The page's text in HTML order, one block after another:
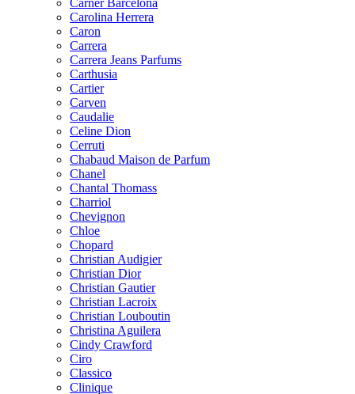
Carner Barcelona
Carolina Herrera
Caron
Carrera
Carrera Jeans Parfums
Carthusia
Cartier
Carven
Caudalie
Celine Dion
Cerruti
Chabaud Maison de Parfum
Chanel
Chantal Thomass
Charriol
Chevignon
Chloe
Chopard
Christian Audigier
Christian Dior
Christian Gautier
Christian Lacroix
Christian Louboutin
Christina Aguilera
Cindy Crawford
Ciro
Classico
Clinique